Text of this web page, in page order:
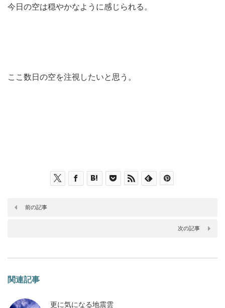
今日の空は穏やかなように感じられる。
ここ数日の空を注視したいと思う。
前の記事
次の記事
関連記事
更に気になる地震雲